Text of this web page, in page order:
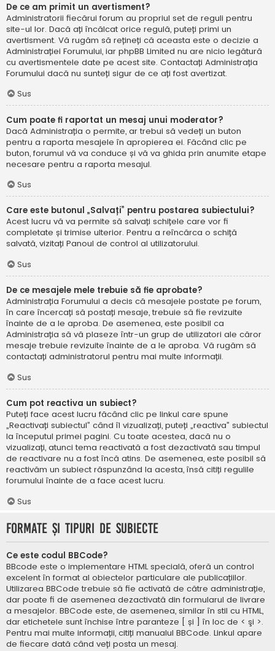
De ce am primit un avertisment?
Administratorii fiecărui forum au propriul set de reguli pentru
site-ul lor. Dacă ați încălcat orice regulă, puteți primi un
avertisment. Vă rugăm să rețineți că aceasta este o decizie a
Administrației Forumului, iar phpBB Limited nu are nicio legătură
cu avertismentele date pe acest site. Contactați Administrația
Forumului dacă nu sunteți sigur de ce ați fost avertizat.
Sus
Cum poate fi raportat un mesaj unui moderator?
Dacă Administrația o permite, ar trebui să vedeți un buton
pentru a raporta mesajele în apropierea ei. Făcând clic pe
buton, forumul vă va conduce și vă va ghida prin anumite etape
necesare pentru a raporta mesajul.
Sus
Care este butonul „Salvați” pentru postarea subiectului?
Acest lucru vă va permite să salvați schițele care vor fi
completate și trimise ulterior. Pentru a reîncărca o schiță
salvată, vizitați Panoul de control al utilizatorului.
Sus
De ce mesajele mele trebuie să fie aprobate?
Administrația Forumului a decis că mesajele postate pe forum,
în care încercați să postați mesaje, trebuie să fie revizuite
înainte de a le aproba. De asemenea, este posibil ca
Administrația să vă plaseze într-un grup de utilizatori ale căror
mesaje trebuie revizuite înainte de a le aproba. Vă rugăm să
contactați administratorul pentru mai multe informații.
Sus
Cum pot reactiva un subiect?
Puteți face acest lucru făcând clic pe linkul care spune
„Reactivați subiectul” când îl vizualizați, puteți „reactiva” subiectul
la începutul primei pagini. Cu toate acestea, dacă nu o
vizualizați, atunci tema reactivată a fost dezactivată sau timpul
de reactivare nu a fost încă atins. De asemenea, este posibil să
reactivăm un subiect răspunzând la acesta, însă citiți regulile
forumului înainte de a face acest lucru.
Sus
Formate și tipuri de subiecte
Ce este codul BBCode?
BBcode este o implementare HTML specială, oferă un control
excelent în format al obiectelor particulare ale publicațiilor.
Utilizarea BBCode trebuie să fie activată de către administrație,
dar poate fi de asemenea dezactivată din formularul de livrare
a mesajelor. BBCode este, de asemenea, similar în stil cu HTML,
dar etichetele sunt închise între paranteze [ și ] în loc de < şi >.
Pentru mai multe informații, citiți manualul BBCode. Linkul apare
de fiecare dată când veți posta un mesaj.